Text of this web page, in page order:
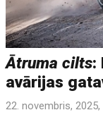
Ātruma cilts:
avārijas
22. novembris, 2025,